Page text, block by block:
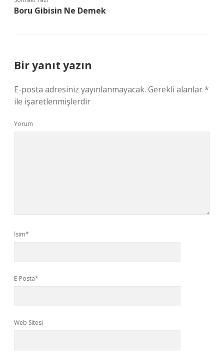
Boru Gibisin Ne Demek
Bir yanıt yazın
E-posta adresiniz yayınlanmayacak. Gerekli alanlar*
ile işaretlenmişlerdir
Yorum
İsim*
E-Posta*
Web Sitesi